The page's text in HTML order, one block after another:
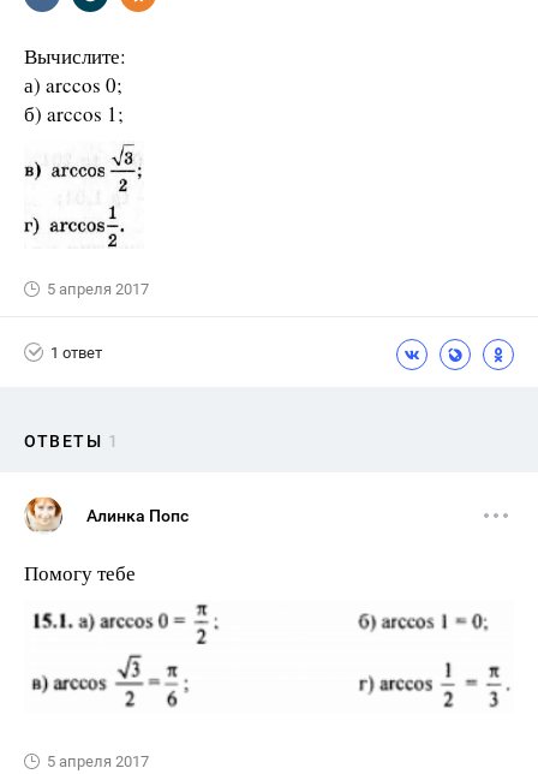
Вычислите:
а) arccos 0;
б) arccos 1;
5 апреля 2017
1 ответ
ОТВЕТЫ 1
Алинка Попс
Помогу тебе
5 апреля 2017